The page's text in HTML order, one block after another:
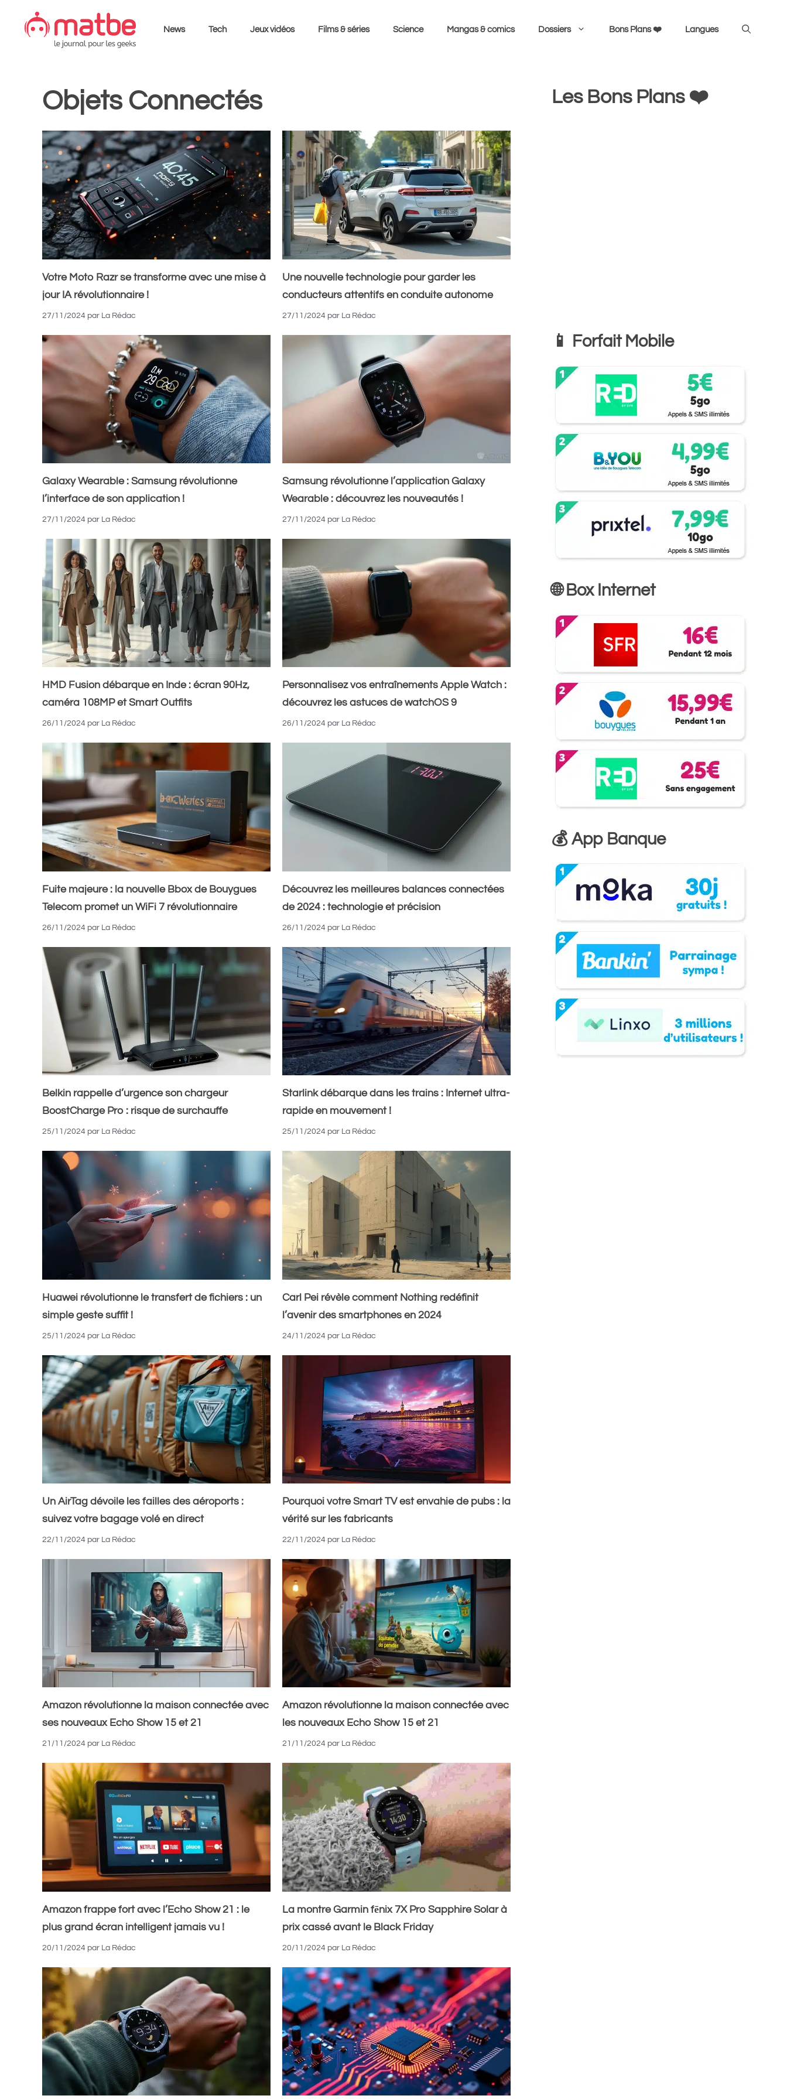
contenu
News Tech Jeux vidéos Films & séries Science Mangas & comics Dossiers Bons Plans ❤️ Langues
Objets Connectés
Votre Moto Razr se transforme avec une mise à
jour IA révolutionnaire !
27/11/2024 par La Rédac
Une nouvelle technologie pour garder les
conducteurs attentifs en conduite autonome
27/11/2024 par La Rédac
Galaxy Wearable : Samsung révolutionne
l’interface de son application !
27/11/2024 par La Rédac
Samsung révolutionne l’application Galaxy
Wearable : découvrez les nouveautés !
27/11/2024 par La Rédac
HMD Fusion débarque en Inde : écran 90Hz,
caméra 108MP et Smart Outfits
26/11/2024 par La Rédac
Personnalisez vos entraînements Apple Watch :
découvrez les astuces de watchOS 9
26/11/2024 par La Rédac
Fuite majeure : la nouvelle Bbox de Bouygues
Telecom promet un WiFi 7 révolutionnaire
26/11/2024 par La Rédac
Découvrez les meilleures balances connectées
de 2024 : technologie et précision
26/11/2024 par La Rédac
Belkin rappelle d’urgence son chargeur
BoostCharge Pro : risque de surchauffe
25/11/2024 par La Rédac
Starlink débarque dans les trains : Internet ultra-
rapide en mouvement !
25/11/2024 par La Rédac
Huawei révolutionne le transfert de fichiers : un
simple geste suffit !
25/11/2024 par La Rédac
Carl Pei révèle comment Nothing redéfinit
l’avenir des smartphones en 2024
24/11/2024 par La Rédac
Un AirTag dévoile les failles des aéroports :
suivez votre bagage volé en direct
22/11/2024 par La Rédac
Pourquoi votre Smart TV est envahie de pubs : la
vérité sur les fabricants
22/11/2024 par La Rédac
Amazon révolutionne la maison connectée avec
ses nouveaux Echo Show 15 et 21
21/11/2024 par La Rédac
Amazon révolutionne la maison connectée avec
les nouveaux Echo Show 15 et 21
21/11/2024 par La Rédac
Amazon frappe fort avec l’Echo Show 21 : le
plus grand écran intelligent jamais vu !
20/11/2024 par La Rédac
La montre Garmin fēnix 7X Pro Sapphire Solar à
prix cassé avant le Black Friday
20/11/2024 par La Rédac
Les Bons Plans ❤️
📱 Forfait Mobile
🌐 Box Internet
💰 App Banque